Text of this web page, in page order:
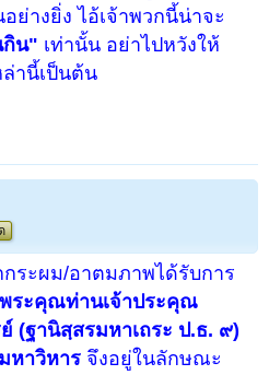
ย่างยิ่ง ไอ้เจ้าพวกนี้น่าจะ
กิน" เท่านั้น อย่าไปหวังให้
ล่านี้เป็นต้น
ระผม/อาตมภาพได้รับการ
ระคุณท่านเจ้าประคุณ
(ฐานิสฺสรมหาเถระ ป.ธ. ๙)
หาวิหาร จึงอยู่ในลักษณะ